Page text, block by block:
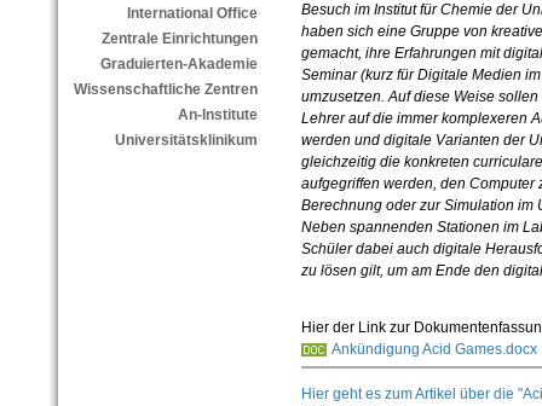
International Office
Zentrale Einrichtungen
Graduierten-Akademie
Wissenschaftliche Zentren
An-Institute
Universitätsklinikum
Besuch im Institut für Chemie der
haben sich eine Gruppe von
gemacht, ihre Erfahrungen mit
Seminar (kurz für Digitale Medien
umzusetzen. Auf diese Weise
Lehrer auf die immer komplexeren
werden und digitale Varianten der
gleichzeitig die konkreten
aufgegriffen werden, den
Berechnung oder zur Simulation im
Neben spannenden Stationen im
Schüler dabei auch digitale
zu lösen gilt, um am Ende den
Hier der Link zur
Ankündigung Acid Games.docx
Hier geht es zum Artikel über die